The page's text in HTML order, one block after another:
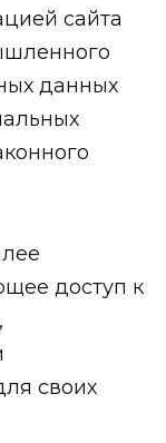
сайта
данных
доступ к
своих